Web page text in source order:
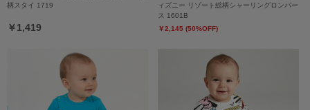
柄スタイ 1719
￥1,419
ィズニー リゾート総柄シャーリングロンパー
ス 1601B
￥2,145 (50%OFF)